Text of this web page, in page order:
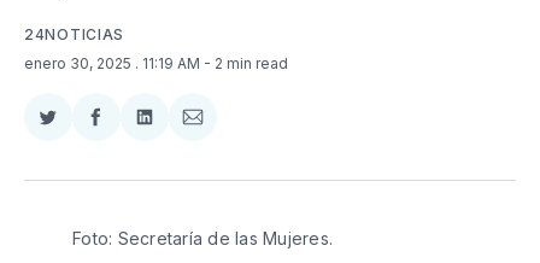
24NOTICIAS
enero 30, 2025 . 11:19 AM - 2 min read
Compartir
Twitter
Compartir
Facebook
Compartir
LinkedIn
Compartir
Email
Foto: Secretaría de las Mujeres.